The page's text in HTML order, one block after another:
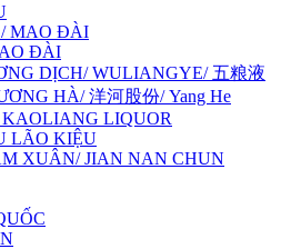
MAO ĐÀI
ĐÀI
DỊCH/ WULIANGYE/ 五粮液
HÀ/ 洋河股份/ Yang He
LIQUOR
LÃO KIỆU
XUÂN/ JIAN NAN CHUN